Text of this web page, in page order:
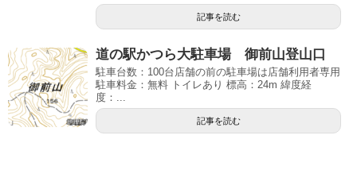
記事を読む
道の駅かつら大駐車場 御前山登山口
駐車台数：100台店舗の前の駐車場は店舗利用者専用
駐車料金：無料 トイレあり 標高：24m 緯度経
度：...
記事を読む